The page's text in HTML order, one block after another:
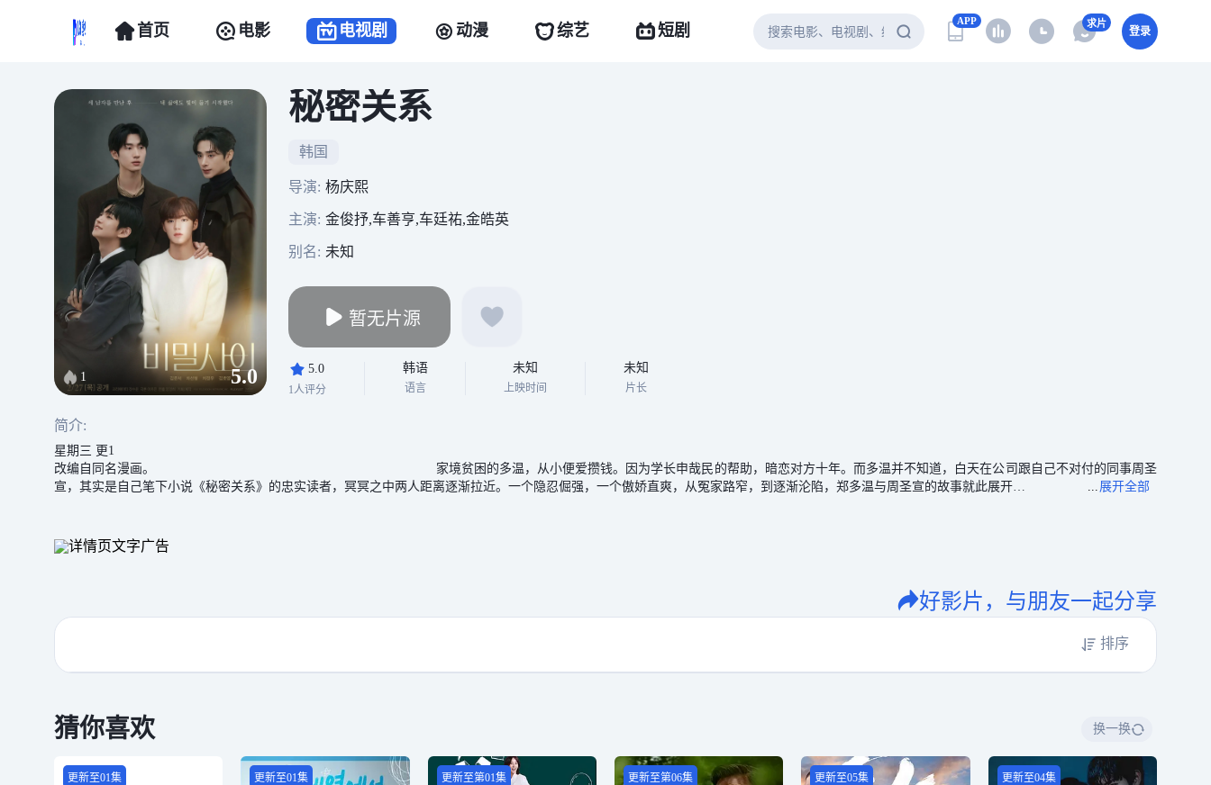
首页 电影 电视剧 动漫 综艺 短剧
APP 求片
登录
1 5.0
秘密关系
韩国
导演: 杨庆熙
主演: 金俊抒,车善亨,车廷祐,金皓英
别名: 未知
暂无片源
5.0
1人评分
韩语
语言
未知
上映时间
未知
片长
简介:
星期三 更1
改编自同名漫画。 家境贫困的多温，从小便爱攒钱。因为学长申哉民的帮助，暗恋对方十年。而多温并不知道，白天在公司跟自己不对付的同事周圣
宣，其实是自己笔下小说《秘密关系》的忠实读者，冥冥之中两人距离逐渐拉近。一个隐忍倔强，一个傲娇直爽，从冤家路窄，到逐渐沦陷，郑多温与周圣宣的故事就此展开…
好影片，与朋友一起分享
排序
猜你喜欢 换一换
更新至01集 更新至01集 更新至第01集 更新至第06集 更新至05集 更新至04集